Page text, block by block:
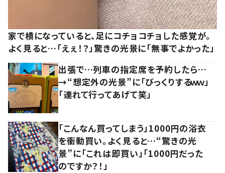
家で横になっていると、足にコチョコチョした感覚が。
よく見ると…「えぇ！？」驚きの光景に「無事でよかった」
出張で…列車の指定席を予約したら…
→“想定外の光景”に「びっくりするｗｗ」
「連れて行ってあげて笑」
「こんなん買ってしまう」1000円の浴衣
を衝動買い。よく見ると…“驚きの光
景”に「これは即買い」「1000円だった
のですか？！」